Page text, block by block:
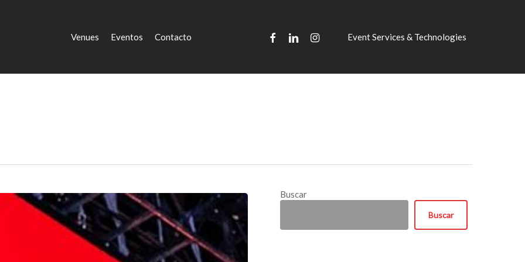
Venues Eventos Contacto facebooklinkedininstagram Event Services & Technologies
Buscar
Buscar